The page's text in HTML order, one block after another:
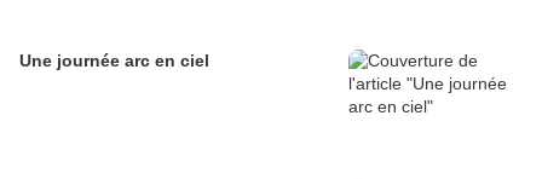
Une journée arc en ciel